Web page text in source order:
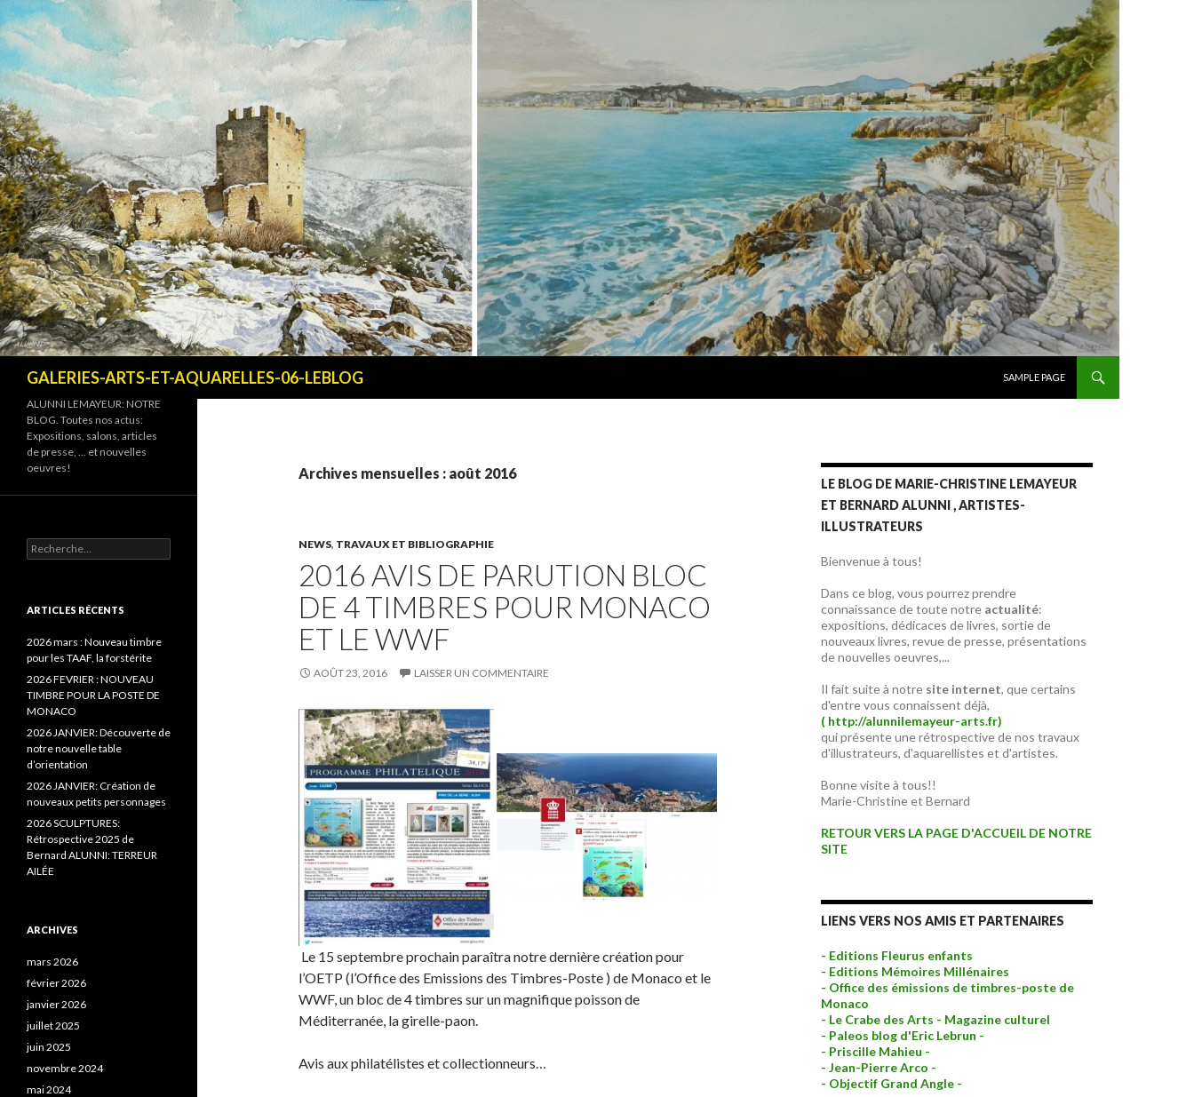
GALERIES-ARTS-ET-AQUARELLES-06-LEBLOG
SAMPLE PAGE
Archives mensuelles : août 2016
NEWS, TRAVAUX ET BIBLIOGRAPHIE
2016 AVIS DE PARUTION BLOC
DE 4 TIMBRES POUR MONACO
ET LE WWF
AOÛT 23, 2016 LAISSER UN COMMENTAIRE
Le 15 septembre prochain paraîtra notre dernière création pour
l’OETP (l’Office des Emissions des Timbres-Poste ) de Monaco et le
WWF, un bloc de 4 timbres sur un magnifique poisson de
Méditerranée, la girelle-paon.
Avis aux philatélistes et collectionneurs…
LE BLOG DE MARIE-CHRISTINE LEMAYEUR
ET BERNARD ALUNNI , ARTISTES-
ILLUSTRATEURS
Bienvenue à tous!
Dans ce blog, vous pourrez prendre
connaissance de toute notre actualité:
expositions, dédicaces de livres, sortie de
nouveaux livres, revue de presse, présentations
de nouvelles oeuvres,...
Il fait suite à notre site internet, que certains
d'entre vous connaissent déjà,
( http://alunnilemayeur-arts.fr)
qui présente une rétrospective de nos travaux
d'illustrateurs, d'aquarellistes et d'artistes.
Bonne visite à tous!!
Marie-Christine et Bernard
RETOUR VERS LA PAGE D'ACCUEIL DE NOTRE
SITE
LIENS VERS NOS AMIS ET PARTENAIRES
- Editions Fleurus enfants
- Editions Mémoires Millénaires
- Office des émissions de timbres-poste de
Monaco
- Le Crabe des Arts - Magazine culturel
- Paleos blog d'Eric Lebrun -
- Priscille Mahieu -
- Jean-Pierre Arco -
- Objectif Grand Angle -
ALUNNI LEMAYEUR: NOTRE
BLOG. Toutes nos actus:
Expositions, salons, articles
de presse, … et nouvelles
oeuvres!
Recherche pour :
ARTICLES RÉCENTS
2026 mars : Nouveau timbre
pour les TAAF, la forstérite
2026 FEVRIER : NOUVEAU
TIMBRE POUR LA POSTE DE
MONACO
2026 JANVIER: Découverte de
notre nouvelle table
d’orientation
2026 JANVIER: Création de
nouveaux petits personnages
2026 SCULPTURES:
Rétrospective 2025 de
Bernard ALUNNI: TERREUR
AILÉE
ARCHIVES
mars 2026
février 2026
janvier 2026
juillet 2025
juin 2025
novembre 2024
mai 2024